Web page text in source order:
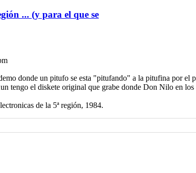
... (y para el que se
donde un pitufo se esta "pitufando" a la pitufina por el
tengo el diskete original que grabe donde Don Nilo en los
de la 5ª región, 1984.